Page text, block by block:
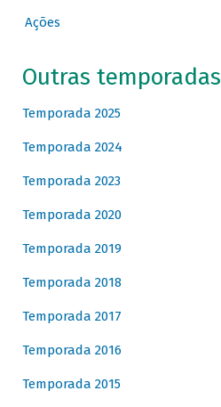
Ações
Outras temporadas
Temporada 2025
Temporada 2024
Temporada 2023
Temporada 2020
Temporada 2019
Temporada 2018
Temporada 2017
Temporada 2016
Temporada 2015